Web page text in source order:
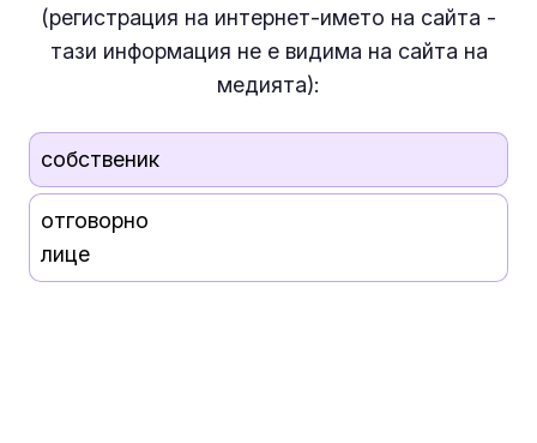
(регистрация на интернет-името на сайта -
тази информация не евидима на сайта на
медията):
собственик
отговорно
лице